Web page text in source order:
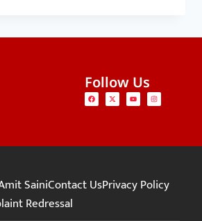
Follow Us
SainiContact UsPrivacy Policy
Redressal